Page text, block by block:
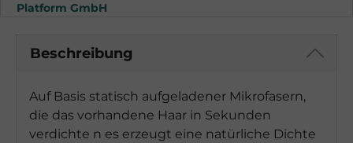
Platform GmbH
Beschreibung
Auf Basis statisch aufgeladener Mikrofasern,
die das vorhandene Haar in Sekunden
verdichte n es erzeugt eine natürliche Dichte